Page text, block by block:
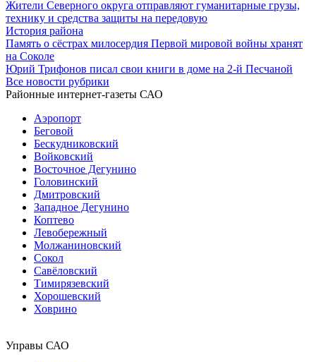
Жители Северного округа отправляют гуманитарные грузы,
технику и средства защиты на передовую
История района
Память о сёстрах милосердия Первой мировой войны хранят
на Соколе
Юрий Трифонов писал свои книги в доме на 2-й Песчаной
Все новости рубрики
Районные интернет-газеты САО
Аэропорт
Беговой
Бескудниковский
Войковский
Восточное Дегунино
Головинский
Дмитровский
Западное Дегунино
Коптево
Левобережный
Молжаниновский
Сокол
Савёловский
Тимирязевский
Хорошевский
Ховрино
Управы САО